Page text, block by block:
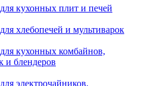
кухонных плит и печей
хлебопечей и мультиварок
кухонных комбайнов,
и блендеров
электрочайников,